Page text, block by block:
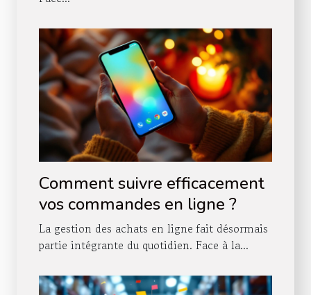
Comment suivre efficacement
vos commandes en ligne ?
La gestion des achats en ligne fait désormais
partie intégrante du quotidien. Face à la...